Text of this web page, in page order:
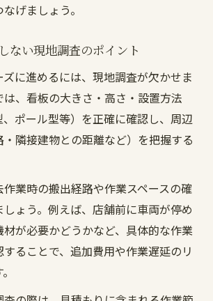
を目指す看板撤去の現場管理
ニング撤去時の原状回復の極意
ト撤去後の原状回復ポイントを解
グ撤去で壁面補修が必要なケース
と原状回復を同時に進める利点
復費用を抑えるための交渉ポイント
で失敗しない業者選びのコツ
業者の見積もりを比較する流れ
費用の明細チェックで安心取引
実績から業者選びの信頼性を判断
げましょう。
ない現地調査のポイント
に進めるには、現地調査が欠かせま
、看板の大きさ・高さ・設置方法
、ポール型等）を正確に確認し、周辺
隣接建物との距離など）を把握する
業時の搬出経路や作業スペースの確
ょう。例えば、店舗前に車両が停め
が必要かどうかなど、具体的な作業
ることで、追加費用や作業遅延のリ